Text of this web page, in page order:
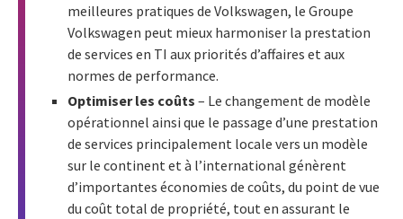
meilleures pratiques de Volkswagen, le Groupe
Volkswagen peut mieux harmoniser la prestation
de services en TI aux priorités d’affaires et aux
normes de performance.
Optimiser les coûts – Le changement de modèle
opérationnel ainsi que le passage d’une prestation
de services principalement locale vers un modèle
sur le continent et à l’international génèrent
d’importantes économies de coûts, du point de vue
du coût total de propriété, tout en assurant le